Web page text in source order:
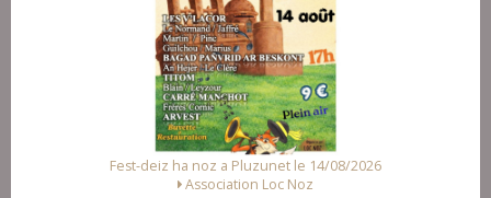
Fest-deiz ha noz a Pluzunet le 14/08/2026
Association Loc Noz